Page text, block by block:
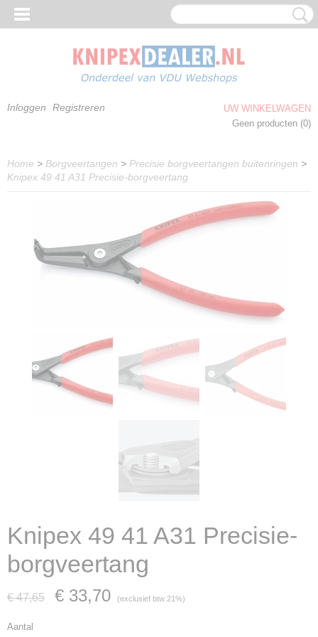
Inloggen Registreren
UW WINKELWAGEN
Geen producten (0)
Home > Borgveertangen > Precisie borgveertangen buitenringen >
Knipex 49 41 A31 Precisie-borgveertang
Knipex 49 41 A31 Precisie-
borgveertang
€ 47,65 € 33,70 (exclusief btw 21%)
Aantal